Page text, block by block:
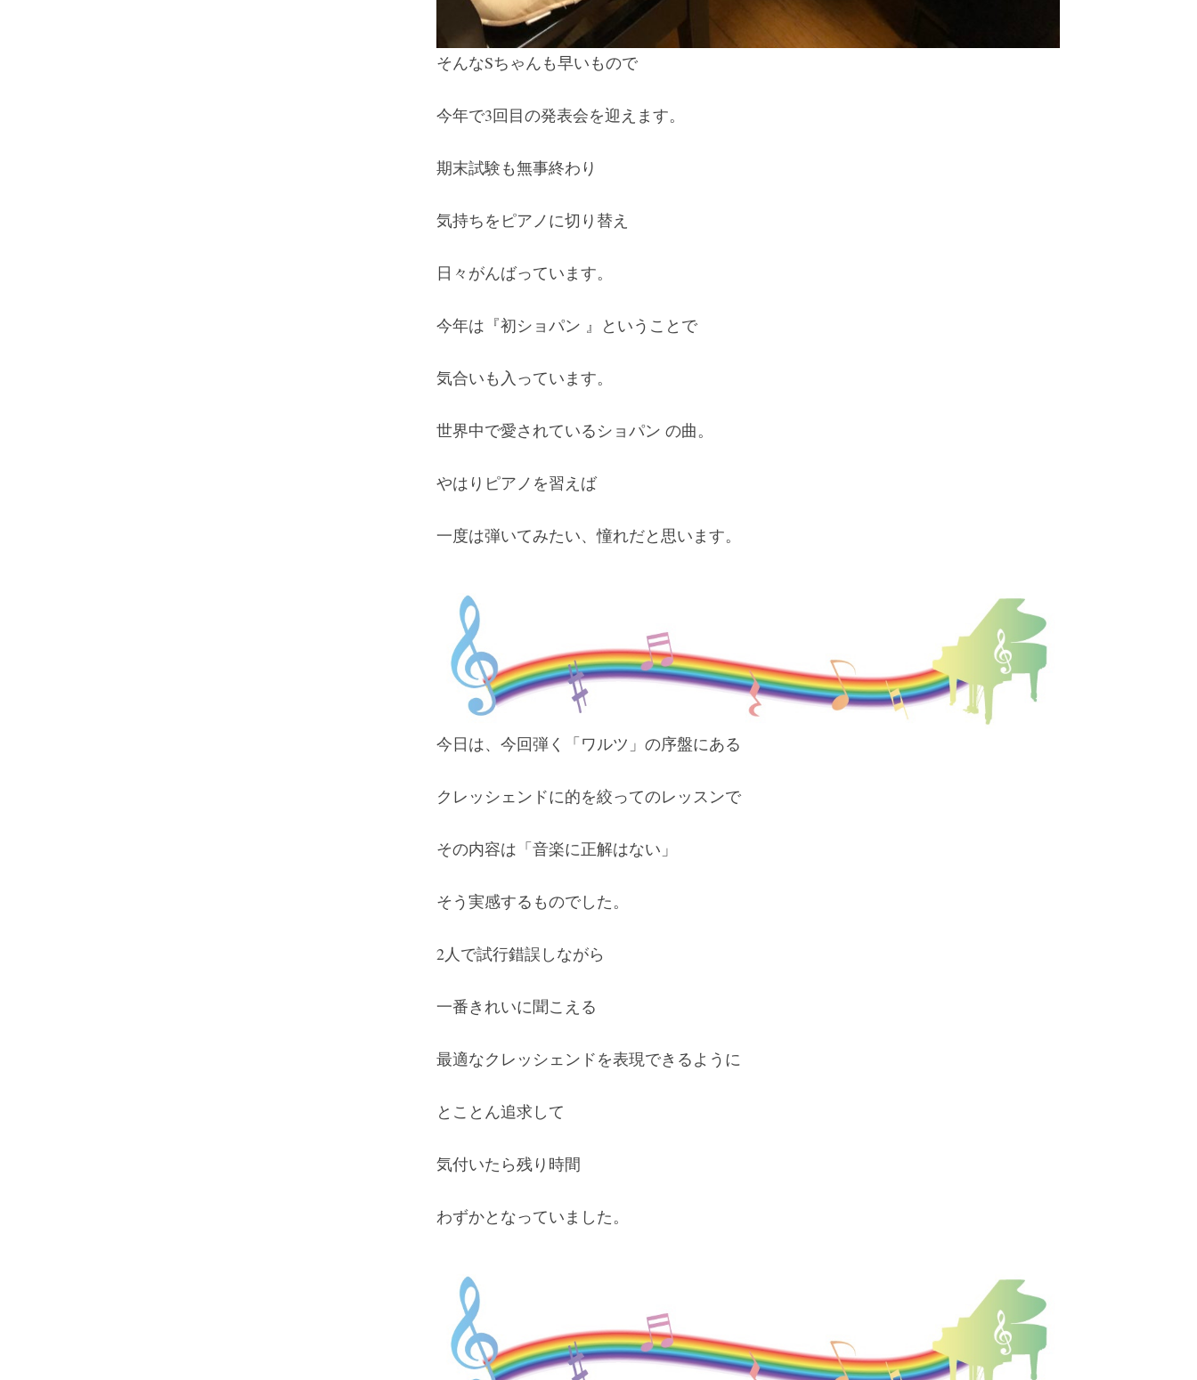
そんなSちゃんも早いもので
今年で3回目の発表会を迎えます。
期末試験も無事終わり
気持ちをピアノに切り替え
日々がんばっています。
今年は『初ショパン 』ということで
気合いも入っています。
世界中で愛されているショパン の曲。
やはりピアノを習えば
一度は弾いてみたい、憧れだと思います。
今日は、今回弾く「ワルツ」の序盤にある
クレッシェンドに的を絞ってのレッスンで
その内容は「音楽に正解はない」
そう実感するものでした。
2人で試行錯誤しながら
一番きれいに聞こえる
最適なクレッシェンドを表現できるように
とことん追求して
気付いたら残り時間
わずかとなっていました。